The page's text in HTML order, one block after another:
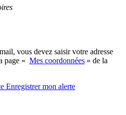
vous devez saisir votre adresse
page « Mes coordonnées » de la
Enregistrermon alerte